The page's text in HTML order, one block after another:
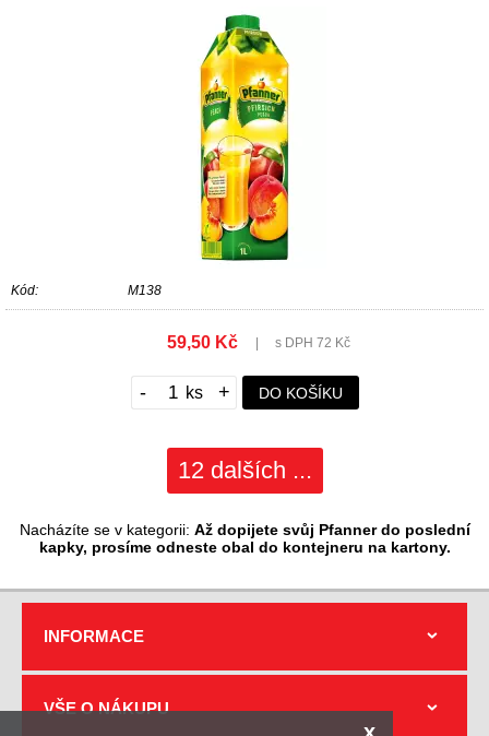
Kód: M138
59,50 Kč s DPH 72 Kč
- + DO KOŠÍKU
12 dalších ...
Nacházíte se v kategorii: Až dopijete svůj Pfanner do poslední
kapky, prosíme odneste obal do kontejneru na kartony.
INFORMACE
VŠE O NÁKUPU